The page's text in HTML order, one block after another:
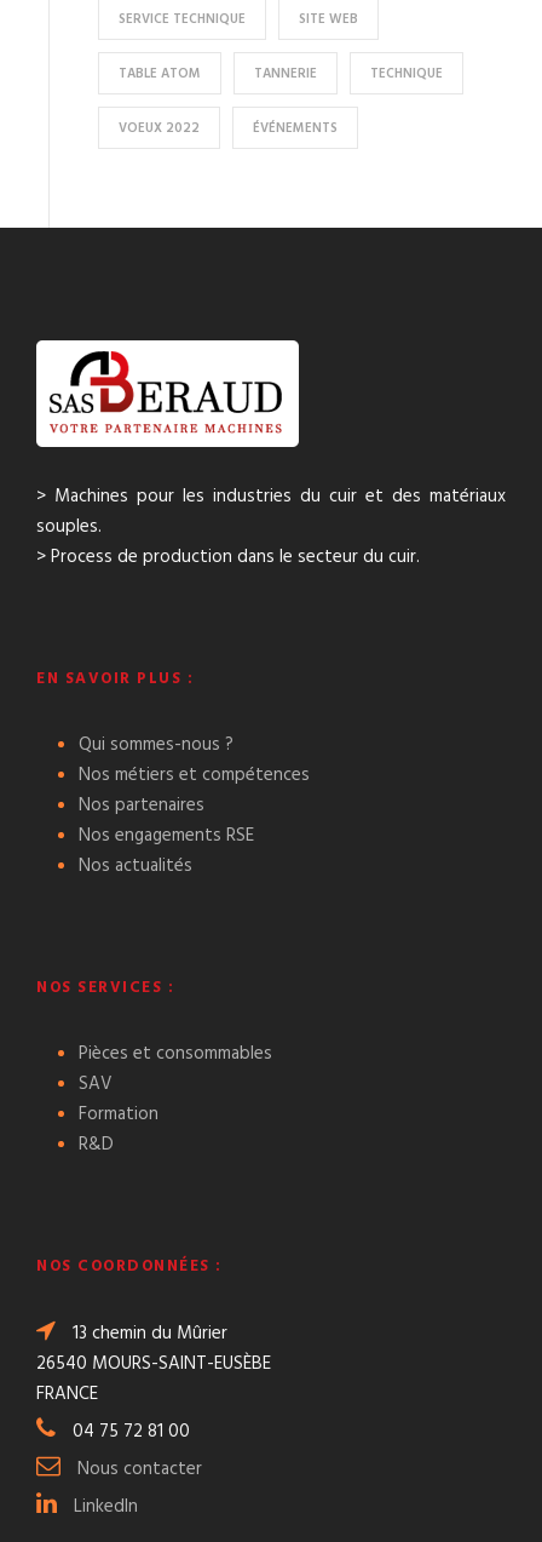
SERVICE TECHNIQUE SITE WEB
TABLE ATOM TANNERIE TECHNIQUE
VOEUX 2022 ÉVÉNEMENTS
> Machines pour les industries du cuir et des matériaux
souples.
> Process de production dans le secteur du cuir.
EN SAVOIR PLUS :
Qui sommes-nous ?
Nos métiers et compétences
Nos partenaires
Nos engagements RSE
Nos actualités
NOS SERVICES :
Pièces et consommables
SAV
Formation
R&D
NOS COORDONNÉES :
13 chemin du Mûrier
26540 MOURS-SAINT-EUSÈBE
FRANCE
04 75 72 81 00
Nous contacter
LinkedIn